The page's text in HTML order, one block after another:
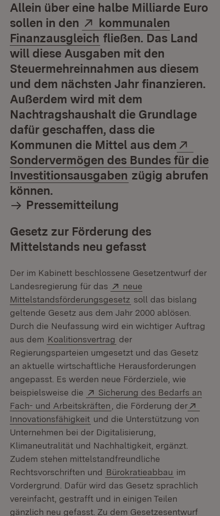
Allein über eine halbe Milliarde Euro
sollen in den
Extern:
kommunalen
Finanzausgleich (Öffnet in neuem
fließen. Das Land
will diese Ausgaben mit den
Steuermehreinnahmen aus diesem
und dem nächsten Jahr finanzieren.
Außerdem wird mit dem
Nachtragshaushalt die Grundlage
dafür geschaffen, dass die
Kommunen die Mittel aus dem
Sondervermögen des Bundes für die
Investitionsausgaben (Öffnet in
zügig abrufen
können.
Pressemitteilung
Gesetz zur Förderung des
Mittelstands neu gefasst
Der im Kabinett beschlossene Gesetzentwurf der
Landesregierung für das
Extern:
neue
Mittelstandsförderungsgesetz (Öffnet in neuem
soll das bislang
geltende Gesetz aus dem Jahr 2000 ablösen.
Durch die Neufassung wird ein wichtiger Auftrag
aus dem Koalitionsvertrag der
Regierungsparteien umgesetzt und das Gesetz
an aktuelle wirtschaftliche Herausforderungen
angepasst. Es werden neue Förderziele, wie
beispielsweise die
Extern:
Sicherung des Bedarfs an
Fach- und Arbeitskräften (Öffnet in neuem Fenster)
, die Förderung der
Innovationsfähigkeit (Öffnet in neuem Fenster)
und die Unterstützung von
Unternehmen bei der Digitalisierung,
Klimaneutralität und Nachhaltigkeit, ergänzt.
Zudem stehen mittelstandfreundliche
Rechtsvorschriften und Bürokratieabbau im
Vordergrund. Dafür wird das Gesetz sprachlich
vereinfacht, gestrafft und in einigen Teilen
gänzlich neu gefasst. Zu dem Gesetzesentwurf